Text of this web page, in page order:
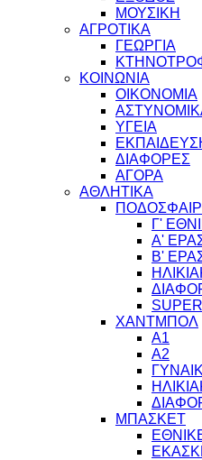
ΜΟΥΣΙΚΗ
ΑΓΡΟΤΙΚΑ
ΓΕΩΡΓΙΑ
ΚΟΙΝΩΝΙΑ
ΟΙΚΟΝΟΜΙΑ
ΥΓΕΙΑ
ΔΙΑΦΟΡΕΣ
ΑΓΟΡΑ
ΑΘΛΗΤΙΚΑ
Γ'
Α'
Β'
ΧΑΝΤΜΠΟΛ
Α1
Α2
ΜΠΑΣΚΕΤ